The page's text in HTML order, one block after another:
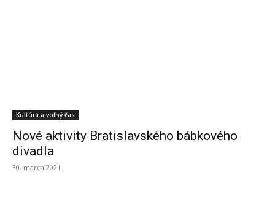
Kultúra a voľný čas
Nové aktivity Bratislavského bábkového
divadla
30. marca 2021